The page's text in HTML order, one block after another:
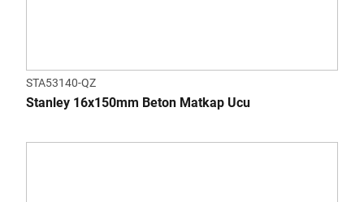
STA53140-QZ
Stanley 16x150mm Beton Matkap Ucu